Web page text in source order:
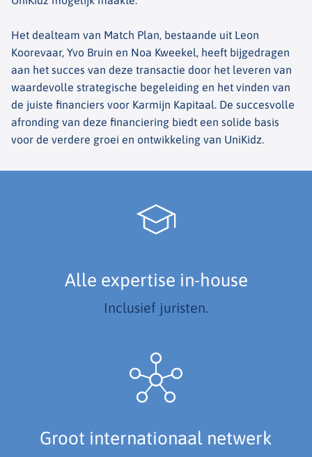
Het dealteam van Match Plan, bestaande uit Leon
Koorevaar, Yvo Bruin en Noa Kweekel, heeft bijgedragen
aan het succes van deze transactie door het leveren van
waardevolle strategische begeleiding en het vinden van
de juiste financiers voor Karmijn Kapitaal. De succesvolle
afronding van deze financiering biedt een solide basis
voor de verdere groei en ontwikkeling van UniKidz.
Alle expertise in-house
Inclusief juristen.
Groot internationaal netwerk